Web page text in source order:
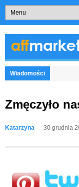
Wiadomości
Zmęczyło
Katarzyna 30 grudnia